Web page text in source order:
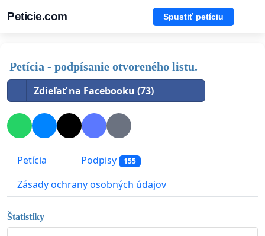
Peticie.com Spustiť petíciu
Petícia - podpísanie otvoreného listu.
Zdieľať na Facebooku (73)
Petícia Podpisy 155
Zásady ochrany osobných údajov
Štatistiky